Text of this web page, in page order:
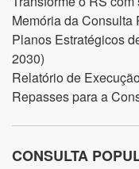
Memória da Consulta
Planos Estratégicos
2030)
Relatório de
Repasses para a
CONSULTA